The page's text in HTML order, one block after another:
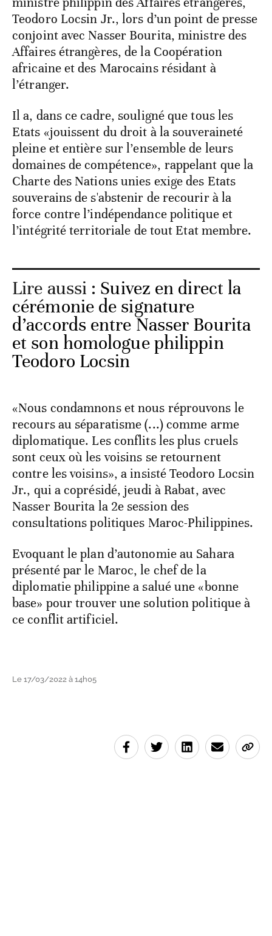
Teodoro Locsin Jr., lors d’un point de presse
conjoint avec Nasser Bourita, ministre des
Affaires étrangères, de la Coopération
africaine et des Marocains résidant à
l’étranger.
Il a, dans ce cadre, souligné que tous les
Etats «jouissent du droit à la souveraineté
pleine et entière sur l’ensemble de leurs
domaines de compétence», rappelant que la
Charte des Nations unies exige des Etats
souverains de s'abstenir de recourir à la
force contre l’indépendance politique et
l’intégrité territoriale de tout Etat membre.
Lire aussi : Suivez en direct la
cérémonie de signature
d’accords entre Nasser Bourita
et son homologue philippin
Teodoro Locsin
«Nous condamnons et nous réprouvons le
recours au séparatisme (...) comme arme
diplomatique. Les conflits les plus cruels
sont ceux où les voisins se retournent
contre les voisins», a insisté Teodoro Locsin
Jr., qui a coprésidé, jeudi à Rabat, avec
Nasser Bourita la 2e session des
consultations politiques Maroc-Philippines.
Evoquant le plan d’autonomie au Sahara
présenté par le Maroc, le chef de la
diplomatie philippine a salué une «bonne
base» pour trouver une solution politique à
ce conflit artificiel.
Le 17/03/2022 à 14h05